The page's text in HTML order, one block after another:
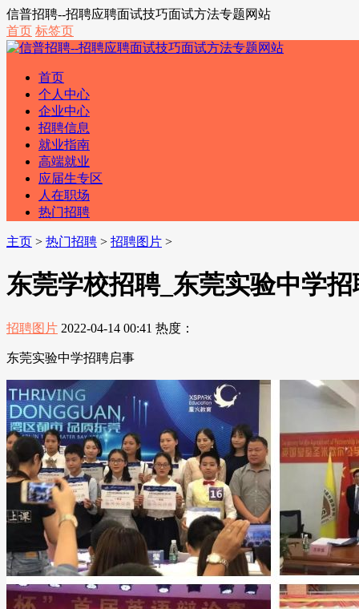
信普招聘--招聘应聘面试技巧面试方法专题网站
首页 标签页
首页
个人中心
企业中心
招聘信息
就业指南
高端就业
应届生专区
人在职场
热门招聘
主页 > 热门招聘 > 招聘图片 >
东莞学校招聘_东莞实验中学
招聘图片 2022-04-14 00:41 热度：
东莞实验中学招聘启事